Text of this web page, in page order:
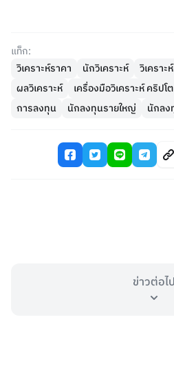
แท็ก:
วิเคราะห์ราคา
นักวิเคราะห์ วิเคราะ
ผลวิเคราะห์
เครื่องมือวิเคราะห์ คริปโ
การลงทุน
นักลงทุนรายใหญ่ นักล
ข่าวต่อไป